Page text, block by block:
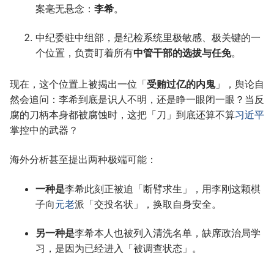
案毫无悬念： 李希。
中纪委驻中组部，是纪检系统里极敏感、极关键的一
个位置，负责盯着所有中管干部的选拔与任免。
现在，这个位置上被揭出一位「受贿过亿的内鬼」，舆论自
然会追问：李希到底是识人不明，还是睁一眼闭一眼？当反
腐的刀柄本身都被腐蚀时，这把「刀」到底还算不算习近平
掌控中的武器？
海外分析甚至提出两种极端可能：
一种是李希此刻正被迫「断臂求生」，用李刚这颗棋
子向元老派「交投名状」，换取自身安全。
另一种是李希本人也被列入清洗名单，缺席政治局学
习，是因为已经进入「被调查状态」。